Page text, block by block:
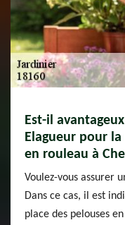
Est-il
Elagueur pour
en rouleau à
Voulez-vous assurer
Dans ce cas, il est
place des pelouses